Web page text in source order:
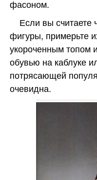
фасоном.
Если вы считаете
фигуры, примерьте
укороченным топом
обувью на каблуке
потрясающей
очевидна.